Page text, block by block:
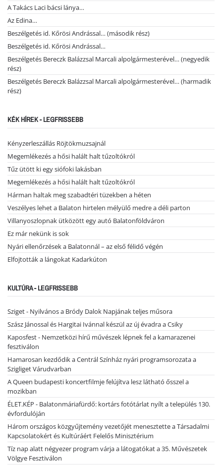
A Takács Laci bácsi lánya…
Az Edina…
Beszélgetés id. Kőrösi Andrással… (második rész)
Beszélgetés id. Kőrösi Andrással…
Beszélgetés Bereczk Balázzsal Marcali alpolgármesterével… (negyedik
rész)
Beszélgetés Bereczk Balázzsal Marcali alpolgármesterével… (harmadik
rész)
KÉK HÍREK - LEGFRISSEBB
Kényzerleszállás Röjtökmuzsajnál
Megemlékezés a hősi halált halt tűzoltókról
Tűz ütött ki egy siófoki lakásban
Megemlékezés a hősi halált halt tűzoltókról
Hárman haltak meg szabadtéri tüzekben a héten
Veszélyes lehet a Balaton hirtelen mélyülő medre a déli parton
Villanyoszlopnak ütközött egy autó Balatonföldváron
Ez már nekünk is sok
Nyári ellenőrzések a Balatonnál – az első félidő végén
Elfojtották a lángokat Kadarkúton
KULTÚRA - LEGFRISSEBB
Sziget - Nyilvános a Bródy Dalok Napjának teljes műsora
Szász Jánossal és Hargitai Ivánnal készül az új évadra a Csiky
Kaposfest - Nemzetközi hírű művészek lépnek fel a kamarazenei
fesztiválon
Hamarosan kezdődik a Centrál Színház nyári programsorozata a
Szigliget Várudvarban
A Queen budapesti koncertfilmje felújítva lesz látható ősszel a
mozikban
ÉLET.KÉP - Balatonmáriafürdő: kortárs fotótárlat nyílt a település 130.
évfordulóján
Három országos közgyűjtemény vezetőjét menesztette a Társadalmi
Kapcsolatokért és Kultúráért Felelős Minisztérium
Tíz nap alatt négyezer program várja a látogatókat a 35. Művészetek
Völgye Fesztiválon